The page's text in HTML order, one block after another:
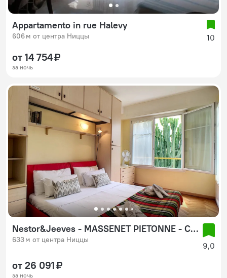
Appartamento in rue Halevy
606 м от центра Ниццы 10
от 14 754 ₽
за ночь
Nestor&Jeeves - MASSENET PIETONNE - Central - Very close sea - Pedestrian zone
633 м от центра Ниццы
9,0
от 26 091 ₽
за ночь